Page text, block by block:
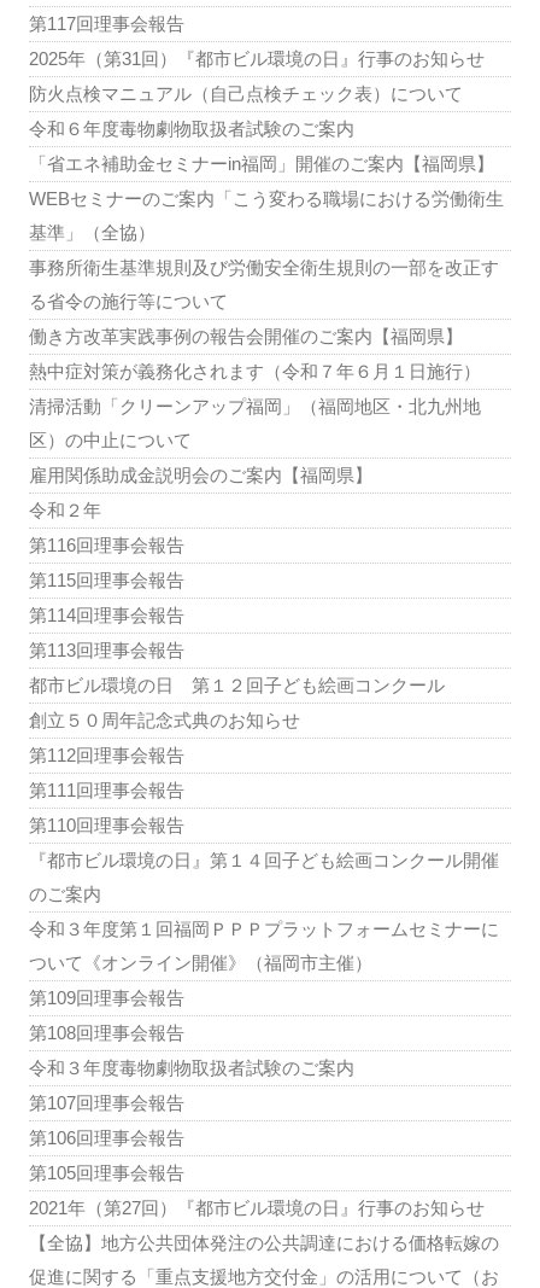
第117回理事会報告
2025年（第31回）『都市ビル環境の日』行事のお知らせ
防火点検マニュアル（自己点検チェック表）について
令和６年度毒物劇物取扱者試験のご案内
「省エネ補助金セミナーin福岡」開催のご案内【福岡県】
WEBセミナーのご案内「こう変わる職場における労働衛生
基準」（全協）
事務所衛生基準規則及び労働安全衛生規則の一部を改正す
る省令の施行等について
働き方改革実践事例の報告会開催のご案内【福岡県】
熱中症対策が義務化されます（令和７年６月１日施行）
清掃活動「クリーンアップ福岡」（福岡地区・北九州地
区）の中止について
雇用関係助成金説明会のご案内【福岡県】
令和２年
第116回理事会報告
第115回理事会報告
第114回理事会報告
第113回理事会報告
都市ビル環境の日 第１２回子ども絵画コンクール
創立５０周年記念式典のお知らせ
第112回理事会報告
第111回理事会報告
第110回理事会報告
『都市ビル環境の日』第１４回子ども絵画コンクール開催
のご案内
令和３年度第１回福岡ＰＰＰプラットフォームセミナーに
ついて《オンライン開催》（福岡市主催）
第109回理事会報告
第108回理事会報告
令和３年度毒物劇物取扱者試験のご案内
第107回理事会報告
第106回理事会報告
第105回理事会報告
2021年（第27回）『都市ビル環境の日』行事のお知らせ
【全協】地方公共団体発注の公共調達における価格転嫁の
促進に関する「重点支援地方交付金」の活用について（お